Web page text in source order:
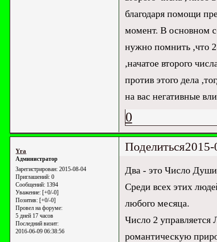
благодаря помощи
момент. В основном
нужно помнить ,что
,начатое второго
против этого дела
на вас негативные
0
Поделиться
Yrа
Администратор
Зарегистрирован: 2015-08-04
Приглашений: 0
Сообщений: 1394
Уважение: [+0/-0]
Позитив: [+0/-0]
Провел на форуме:
5 дней 17 часов
Последний визит:
2016-06-09 06:38:56
Два - это Число
Среди всех этих
любого месяца.
Число 2 управляется
романтическую